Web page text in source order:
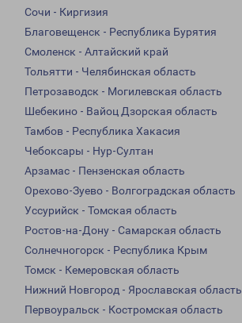
Сочи - Киргизия
Благовещенск - Республика Бурятия
Смоленск - Алтайский край
Тольятти - Челябинская область
Петрозаводск - Могилевская область
Шебекино - Вайоц Дзорская область
Тамбов - Республика Хакасия
Чебоксары - Нур-Султан
Арзамас - Пензенская область
Орехово-Зуево - Волгоградская область
Уссурийск - Томская область
Ростов-на-Дону - Самарская область
Солнечногорск - Республика Крым
Томск - Кемеровская область
Нижний Новгород - Ярославская область
Первоуральск - Костромская область